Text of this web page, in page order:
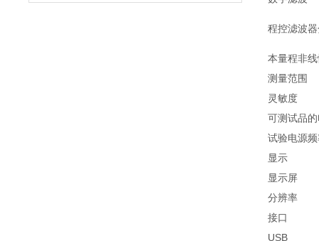
程控滤波
本量程非
测量范围
灵敏度
可测试品
试验电源
显示
显示屏
分辨率
接口
USB